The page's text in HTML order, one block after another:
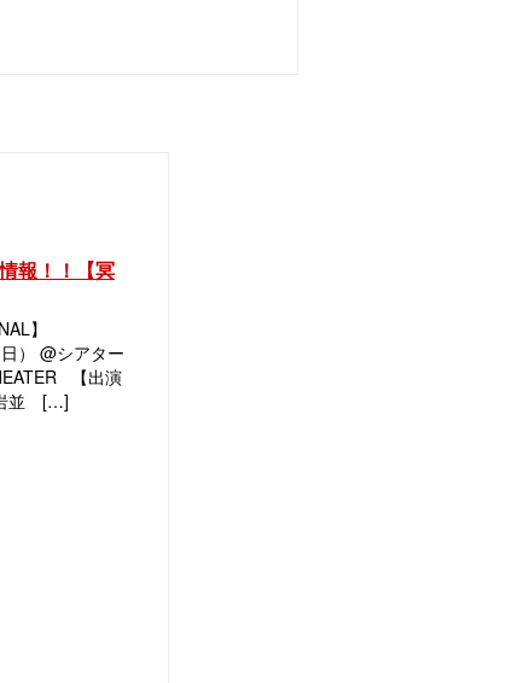
報！！【冥
】
） @シアター
【出演
並 […]